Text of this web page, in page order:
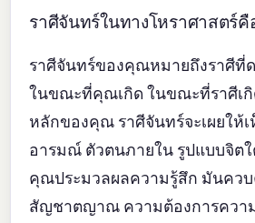
ราศีจันทร์ในทางโหราศาสตร์คื
ราศีจันทร์ของคุณหมายถึงราศีที่
ในขณะที่คุณเกิด ในขณะที่ราศีเ
หลักของคุณ ราศีจันทร์จะเผยให้
อารมณ์ ตัวตนภายใน รูปแบบจิต
คุณประมวลผลความรู้สึก มันคว
สัญชาตญาณ ความต้องการควา